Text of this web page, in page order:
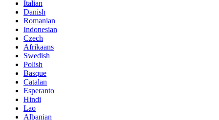
Italian
Danish
Romanian
Indonesian
Czech
Afrikaans
Swedish
Polish
Basque
Catalan
Esperanto
Hindi
Lao
Albanian